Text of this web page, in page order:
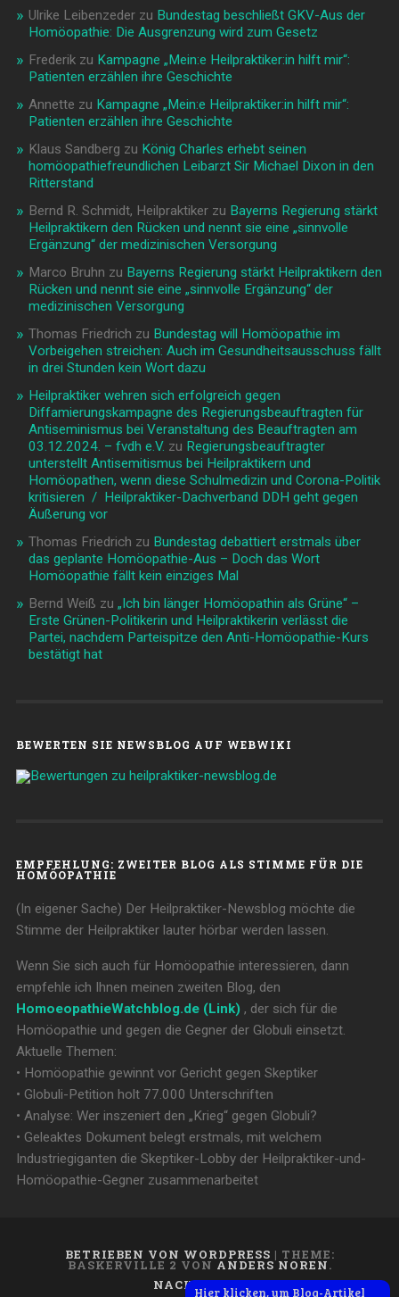
Ulrike Leibenzederzu Bundestag beschließt GKV-Aus der
Homöopathie: Die Ausgrenzung wird zum Gesetz
Frederikzu Kampagne „Mein:e Heilpraktiker:in hilft mir“:
Patienten erzählen ihre Geschichte
Annette zu Kampagne „Mein:e Heilpraktiker:in hilft mir“:
Patienten erzählen ihre Geschichte
Klaus Sandberg zu König Charles erhebt seinen
homöopathiefreundlichen Leibarzt Sir Michael Dixon in den
Ritterstand
Bernd R. Schmidt, Heilpraktikerzu Bayerns Regierung stärkt
Heilpraktikern den Rücken und nennt sie eine „sinnvolle
Ergänzung“ der medizinischen Versorgung
Marco Bruhn zu Bayerns Regierung stärkt Heilpraktikern den
Rücken und nennt sie eine „sinnvolle Ergänzung“ der
medizinischen Versorgung
Thomas Friedrich zu Bundestag will Homöopathie im
Vorbeigehen streichen: Auch im Gesundheitsausschuss fällt
in drei Stunden kein Wort dazu
Heilpraktiker wehren sich erfolgreich gegen
Diffamierungskampagne des Regierungsbeauftragten für
Antiseminismus bei Veranstaltung des Beauftragten am
03.12.2024. – fvdh e.V. zu Regierungsbeauftragter
unterstellt Antisemitismus bei Heilpraktikern und
Homöopathen, wenn diese Schulmedizin und Corona-Politik
kritisieren / Heilpraktiker-Dachverband DDH geht gegen
Äußerung vor
Thomas Friedrich zu Bundestag debattiert erstmals über
das geplante Homöopathie-Aus – Doch das Wort
Homöopathie fällt kein einziges Mal
Bernd Weiß zu „Ich bin länger Homöopathin als Grüne“ –
Erste Grünen-Politikerin und Heilpraktikerin verlässt die
Partei, nachdem Parteispitze den Anti-Homöopathie-Kurs
bestätigt hat
BEWERTEN SIE NEWSBLOG AUF WEBWIKI
EMPFEHLUNG: ZWEITER BLOG ALS STIMME FÜR DIE
HOMÖOPATHIE
(In eigener Sache) Der Heilpraktiker-Newsblog möchte die
Stimme der Heilpraktiker lauter hörbar werden lassen.
Wenn Sie sich auch für Homöopathie interessieren, dann
empfehle ich Ihnen meinen zweiten Blog, den
HomoeopathieWatchblog.de (Link) , der sich für die
Homöopathie und gegen die Gegner der Globuli einsetzt.
Aktuelle Themen:
• Homöopathie gewinnt vor Gericht gegen Skeptiker
• Globuli-Petition holt 77.000 Unterschriften
• Analyse: Wer inszeniert den „Krieg“ gegen Globuli?
• Geleaktes Dokument belegt erstmals, mit welchem
Industriegiganten die Skeptiker-Lobby der Heilpraktiker-und-
Homöopathie-Gegner zusammenarbeitet
BETRIEBEN VON WORDPRESS | THEME:
BASKERVILLE 2 VON ANDERS NOREN.
NACH OBEN ↑
Hier klicken, um Blog-Artikel